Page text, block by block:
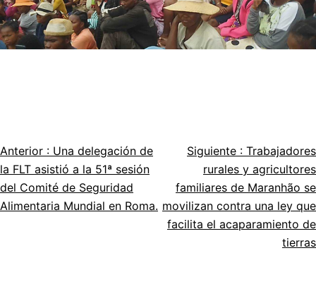
Navegación
por
el
Anterior : Una delegación de
la FLT asistió a la 51ª sesión
del Comité de Seguridad
Alimentaria Mundial en Roma.
Siguiente : Trabajadores
rurales y agricultores
familiares de Maranhão se
movilizan contra una ley que
facilita el acaparamiento de
tierras